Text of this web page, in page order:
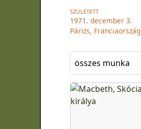
SZÜLETETT
1971. december 3.
Párizs, Franciaország
összes munka